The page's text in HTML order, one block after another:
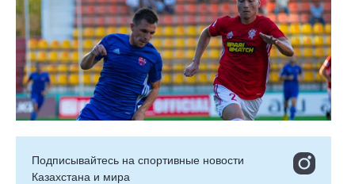
Подписывайтесь на cпортивные новости
Казахстана и мира